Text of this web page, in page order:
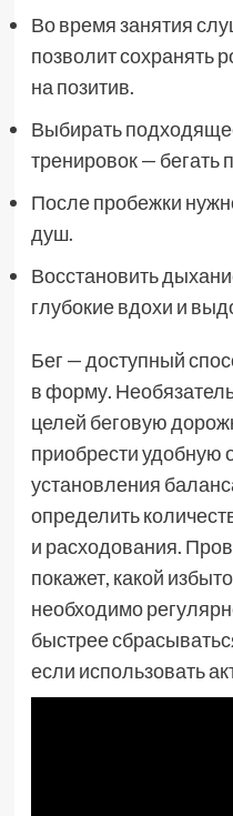
Во время занятия
позволит сохранять
на позитив.
Выбирать
тренировок — бегать
После пробежки
душ.
Восстановить
глубокие вдохи и
Бег — доступный
в форму.
целей беговую
приобрести удобную
установления
определить
и расходования.
покажет, какой
необходимо
быстрее
если использовать